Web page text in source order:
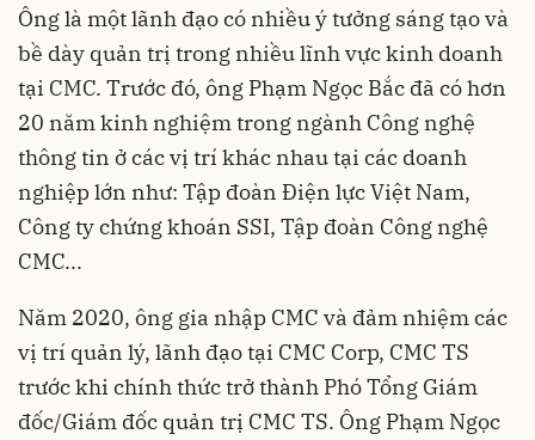
Ông là một lãnh đạo có nhiều ý tưởng sáng tạo và
bề dày quản trị trong nhiều lĩnh vực kinh doanh
tại CMC. Trước đó, ông Phạm Ngọc Bắc đã có hơn
20 năm kinh nghiệm trong ngành Công nghệ
thông tin ở các vị trí khác nhau tại các doanh
nghiệp lớn như: Tập đoàn Điện lực Việt Nam,
Công ty chứng khoán SSI, Tập đoàn Công nghệ
CMC...
Năm 2020, ông gia nhập CMC và đảm nhiệm các
vị trí quản lý, lãnh đạo tại CMC Corp, CMC TS
trước khi chính thức trở thành Phó Tổng Giám
đốc/Giám đốc quản trị CMC TS. Ông Phạm Ngọc